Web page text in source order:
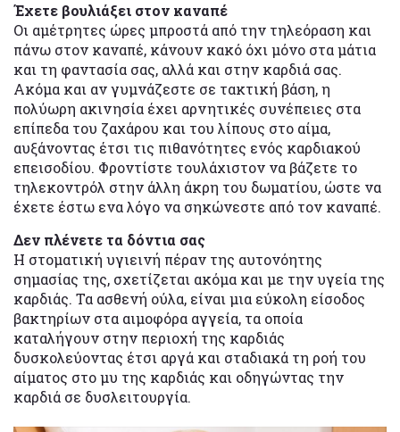
Έχετε βουλιάξει στον καναπέ
Οι αμέτρητες ώρες μπροστά από την τηλεόραση και
πάνω στον καναπέ, κάνουν κακό όχι μόνο στα μάτια
και τη φαντασία σας, αλλά και στην καρδιά σας.
Ακόμα και αν γυμνάζεστε σε τακτική βάση, η
πολύωρη ακινησία έχει αρνητικές συνέπειες στα
επίπεδα του ζαχάρου και του λίπους στο αίμα,
αυξάνοντας έτσι τις πιθανότητες ενός καρδιακού
επεισοδίου. Φροντίστε τουλάχιστον να βάζετε το
τηλεκοντρόλ στην άλλη άκρη του δωματίου, ώστε να
έχετε έστω ενα λόγο να σηκώνεστε από τον καναπέ.
Δεν πλένετε τα δόντια σας
Η στοματική υγιεινή πέραν της αυτονόητης
σημασίας της, σχετίζεται ακόμα και με την υγεία της
καρδιάς. Τα ασθενή ούλα, είναι μια εύκολη είσοδος
βακτηρίων στα αιμοφόρα αγγεία, τα οποία
καταλήγουν στην περιοχή της καρδιάς
δυσκολεύοντας έτσι αργά και σταδιακά τη ροή του
αίματος στο μυ της καρδιάς και οδηγώντας την
καρδιά σε δυσλειτουργία.